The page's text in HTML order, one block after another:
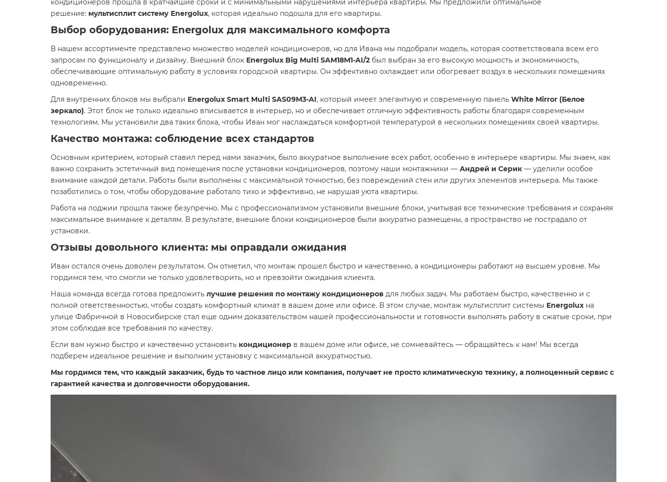
кондиционеров прошла в кратчайшие сроки и с минимальными нарушениями интерьера квартиры. Мы предложили оптимальное
решение: мультисплит систему Energolux, которая идеально подошла для его квартиры.
Выбор оборудования: Energolux для максимального комфорта
В нашем ассортименте представлено множество моделей кондиционеров, но для Ивана мы подобрали модель, которая соответствовала всем его
запросам по функционалу и дизайну. Внешний блок Energolux Big Multi SAM18M1-AI/2 был выбран за его высокую мощность и экономичность,
обеспечивающие оптимальную работу в условиях городской квартиры. Он эффективно охлаждает или обогревает воздух в нескольких помещениях
одновременно.
Для внутренних блоков мы выбрали Energolux Smart Multi SAS09M3-AI, который имеет элегантную и современную панель White Mirror (Белое
зеркало). Этот блок не только идеально вписывается в интерьер, но и обеспечивает отличную эффективность работы благодаря современным
технологиям. Мы установили два таких блока, чтобы Иван мог наслаждаться комфортной температурой в нескольких помещениях своей квартиры.
Качество монтажа: соблюдение всех стандартов
Основным критерием, который ставил перед нами заказчик, было аккуратное выполнение всех работ, особенно в интерьере квартиры. Мы знаем, как
важно сохранить эстетичный вид помещения после установки кондиционеров, поэтому наши монтажники — Андрей и Серик — уделили особое
внимание каждой детали. Работы были выполнены с максимальной точностью, без повреждений стен или других элементов интерьера. Мы также
позаботились о том, чтобы оборудование работало тихо и эффективно, не нарушая уюта квартиры.
Работа на лоджии прошла также безупречно. Мы с профессионализмом установили внешние блоки, учитывая все технические требования и сохраняя
максимальное внимание к деталям. В результате, внешние блоки кондиционеров были аккуратно размещены, а пространство не пострадало от
установки.
Отзывы довольного клиента: мы оправдали ожидания
Иван остался очень доволен результатом. Он отметил, что монтаж прошел быстро и качественно, а кондиционеры работают на высшем уровне. Мы
гордимся тем, что смогли не только удовлетворить, но и превзойти ожидания клиента.
Наша команда всегда готова предложить лучшие решения по монтажу кондиционеров для любых задач. Мы работаем быстро, качественно и с
полной ответственностью, чтобы создать комфортный климат в вашем доме или офисе. В этом случае, монтаж мультисплит системы Energolux на
улице Фабричной в Новосибирске стал еще одним доказательством нашей профессиональности и готовности выполнять работу в сжатые сроки, при
этом соблюдая все требования по качеству.
Если вам нужно быстро и качественно установить кондиционер в вашем доме или офисе, не сомневайтесь — обращайтесь к нам! Мы всегда
подберем идеальное решение и выполним установку с максимальной аккуратностью.
Мы гордимся тем, что каждый заказчик, будь то частное лицо или компания, получает не просто климатическую технику, а полноценный сервис с
гарантией качества и долговечности оборудования.